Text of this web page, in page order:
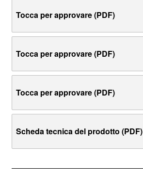
Tocca per approvare (PDF)
Tocca per approvare (PDF)
Tocca per approvare (PDF)
Scheda tecnica del prodotto (PDF)